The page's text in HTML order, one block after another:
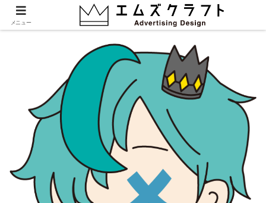
emuzu_00003
メニュー